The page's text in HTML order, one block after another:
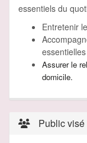
essentiels du
Entretenir
Assurer le
domicile.
Public visé